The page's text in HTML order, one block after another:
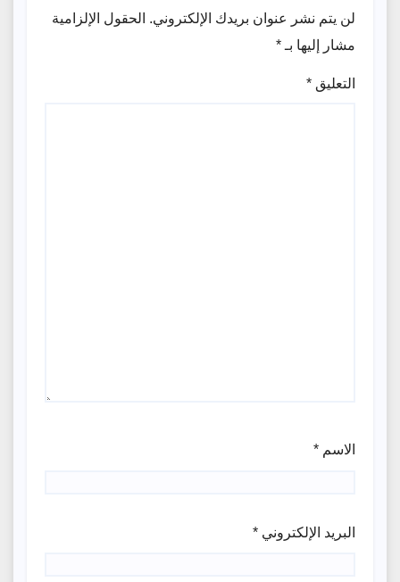
لن يتم نشر عنوان بريدك الإلكتروني. الحقول الإلزامية
مشار إليها بـ *
التعليق *
الاسم *
البريد الإلكتروني *